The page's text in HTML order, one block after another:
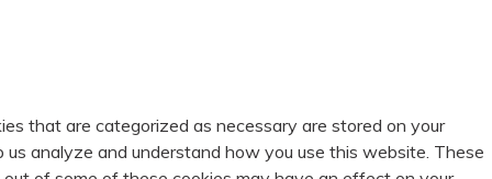
that are categorized as necessary are stored on your
analyze and understand how you use this website. These